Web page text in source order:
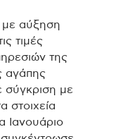
με αύξηση
τιμές
της
αγάπης
σύγκριση με
στοιχεία
Ιανουάριο